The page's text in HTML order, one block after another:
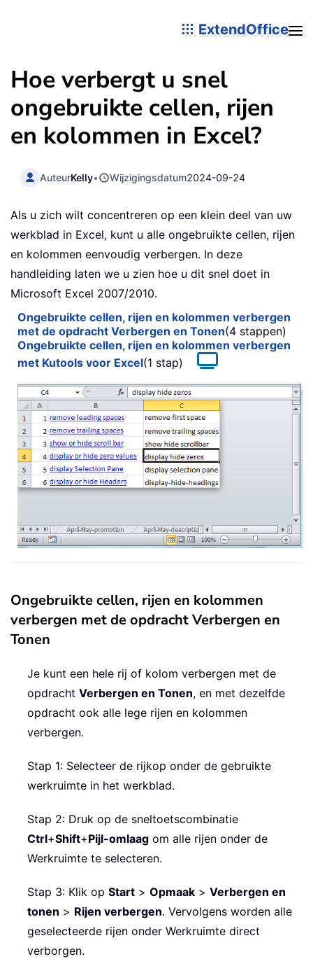
ExtendOffice
Hoe verbergt u snel
ongebruikte cellen, rijen
en kolommen in Excel?
AuteurKelly• Wijzigingsdatum2024-09-24
Als u zich wilt concentreren op een klein deel van uw
werkblad in Excel, kunt u alle ongebruikte cellen, rijen
en kolommen eenvoudig verbergen. In deze
handleiding laten we u zien hoe u dit snel doet in
Microsoft Excel 2007/2010.
Ongebruikte cellen, rijen en kolommen verbergen
met de opdracht Verbergen en Tonen(4 stappen)
Ongebruikte cellen, rijen en kolommen verbergen
met Kutools voor Excel(1 stap)
Ongebruikte cellen, rijen en kolommen
verbergen met de opdracht Verbergen en
Tonen
Je kunt een hele rij of kolom verbergen met de
opdracht Verbergen en Tonen, en met dezelfde
opdracht ook alle lege rijen en kolommen
verbergen.
Stap 1: Selecteer de rijkop onder de gebruikte
werkruimte in het werkblad.
Stap 2: Druk op de sneltoetscombinatie
Ctrl+Shift+Pijl-omlaag om alle rijen onder de
Werkruimte te selecteren.
Stap 3: Klik op Start > Opmaak > Verbergen en
tonen > Rijen verbergen. Vervolgens worden alle
geselecteerde rijen onder Werkruimte direct
verborgen.